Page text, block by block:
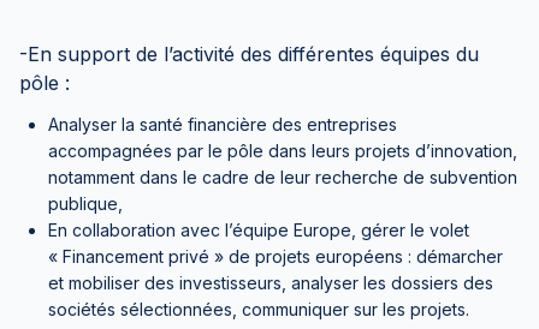
-En support de l’activité des différentes équipes du
pôle :
Analyser la santé financière des entreprises
accompagnées par le pôle dans leurs projets d’innovation,
notamment dans le cadre de leur recherche de subvention
publique,
En collaboration avec l’équipe Europe, gérer le volet
« Financement privé » de projets européens : démarcher
et mobiliser des investisseurs, analyser les dossiers des
sociétés sélectionnées, communiquer sur les projets.